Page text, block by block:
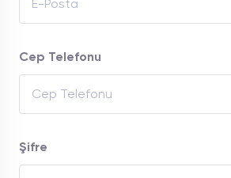
Cep Telefonu
Şifre